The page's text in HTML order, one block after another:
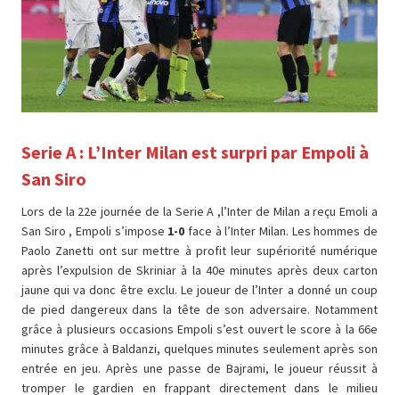
Serie A : L’Inter Milan est surpri par Empoli à
San Siro
Lors de la 22e journée de la Serie A ,l’Inter de Milan a reçu Emoli a
San Siro , Empoli s’impose 1-0 face à l’Inter Milan. Les hommes de
Paolo Zanetti ont sur mettre à profit leur supériorité numérique
après l’expulsion de Skriniar à la 40e minutes après deux carton
jaune qui va donc être exclu. Le joueur de l’Inter a donné un coup
de pied dangereux dans la tête de son adversaire. Notamment
grâce à plusieurs occasions Empoli s’est ouvert le score à la 66e
minutes grâce à Baldanzi, quelques minutes seulement après son
entrée en jeu. Après une passe de Bajrami, le joueur réussit à
tromper le gardien en frappant directement dans le milieu